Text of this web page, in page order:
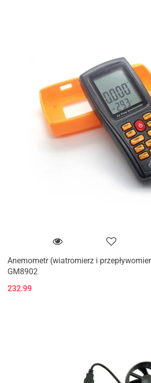
Anemometr (wiatromierz i
GM8902
232.99